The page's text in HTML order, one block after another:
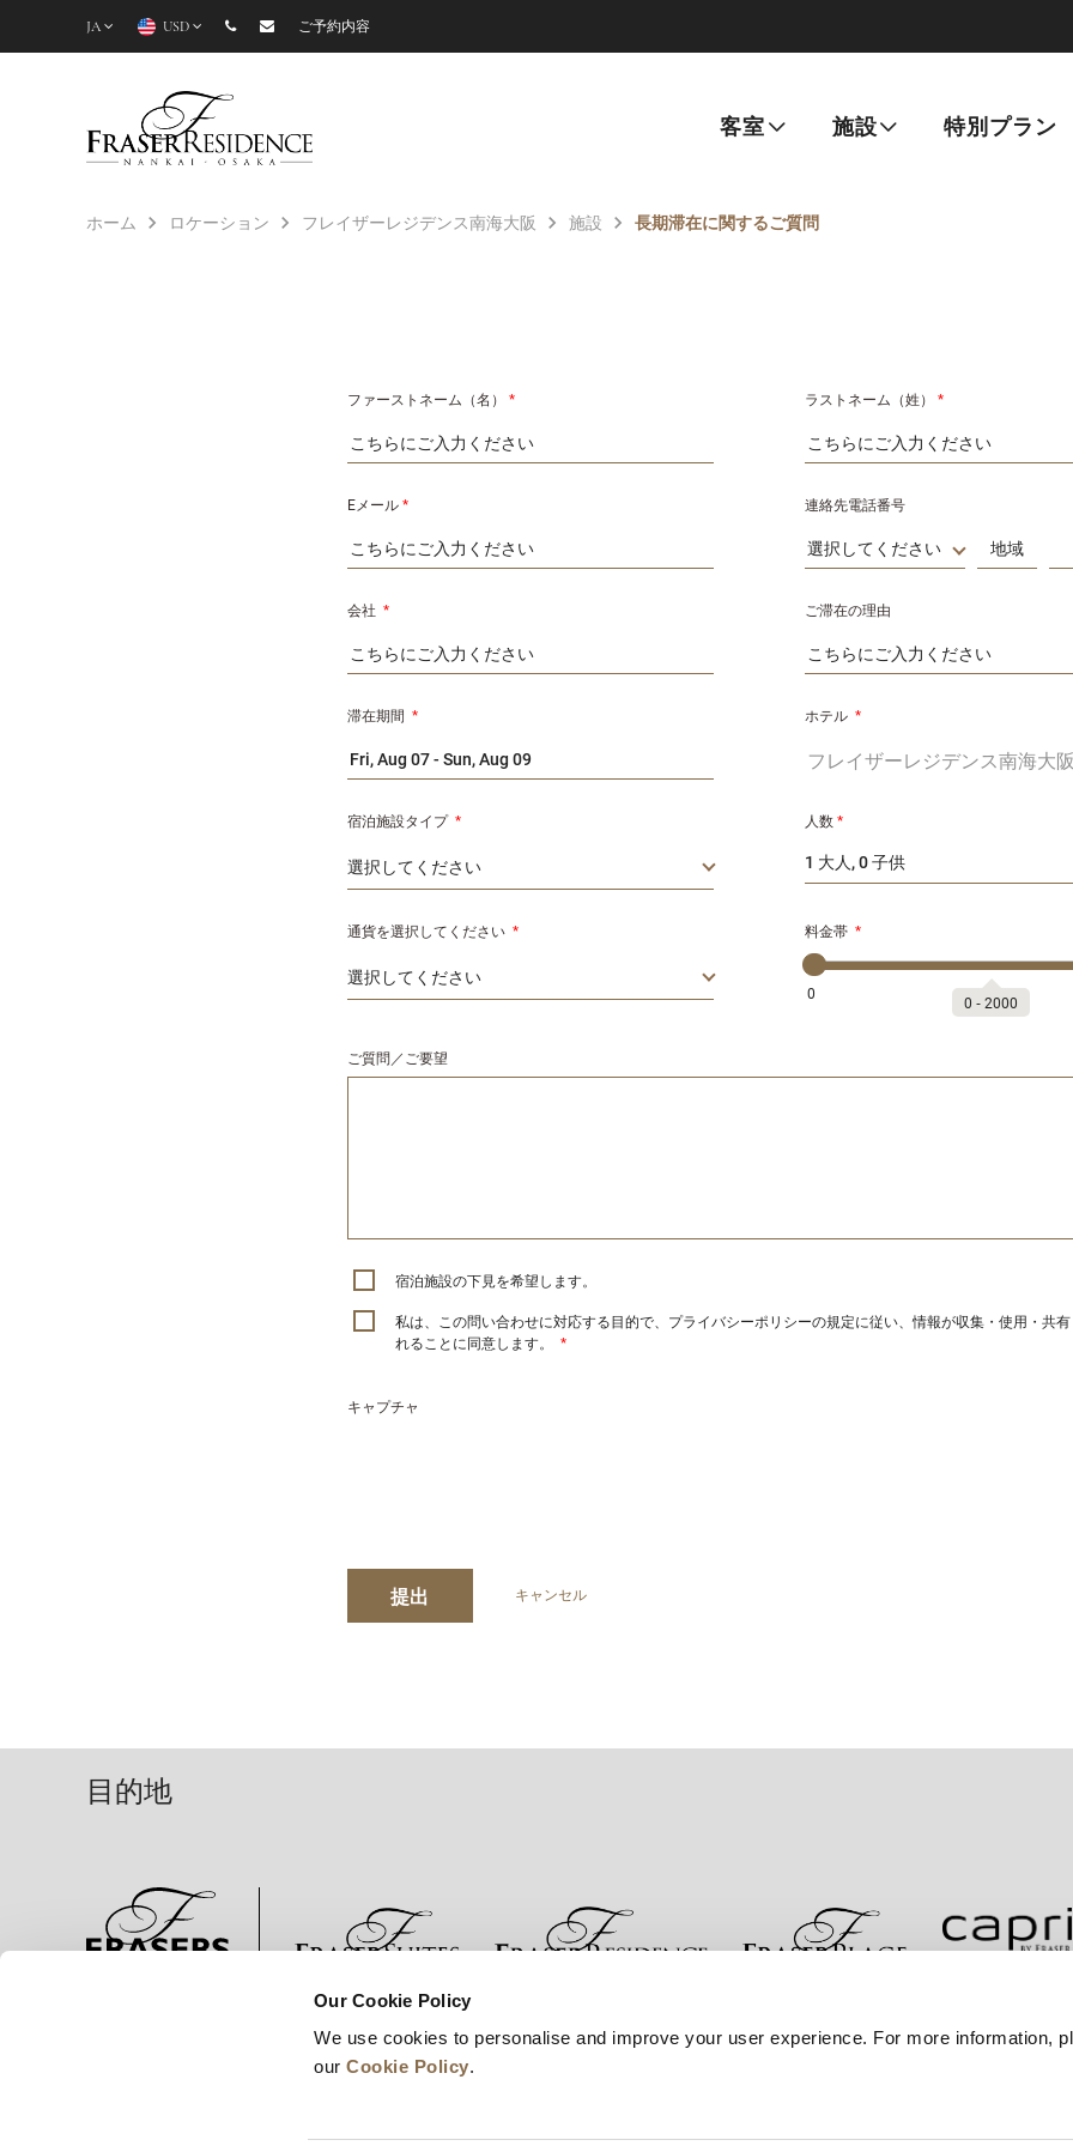
Our Cookie Policy
We use cookies to personalise and improve your user experience. For more information,
ourCookie Policy.
JA USD ご予約内容
客室 施設 特別プラン
ホーム ロケーション フレイザーレジデンス南海大阪 施設 長期滞在に関するご質問
ファーストネーム（名） * ラストネーム（姓） *
Eメール* 連絡先電話番号
選択してください
会社 * ご滞在の理由
滞在期間 * ホテル *
宿泊施設タイプ * 人数*
1 大人, 0 子供
通貨を選択してください * 料金帯 *
0 0 ‐ 2000
ご質問／ご要望
宿泊施設の下見を希望します。
私は、この問い合わせに対応する目的で、プライバシーポリシーの規定に従い、情報が収集・使用・共
れることに同意します。
*
キャプチャ
提出 キャンセル
目的地
事業展開 キャリア お問い合わせ ベストレート保証
プライバシーポリ